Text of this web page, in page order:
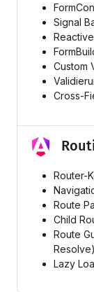
Signal
Custom
Cross-
Router-
Route
Child
Route
Resolve)
Lazy